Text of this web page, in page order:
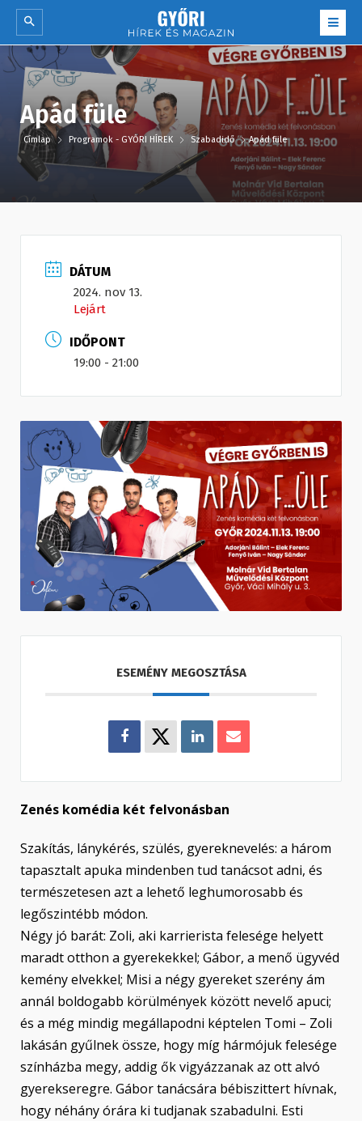
Apád füle
Címlap Programok - GYŐRI HÍREK Szabadidő Apád füle
Zenés komédia két felvonásban
Szakítás, lánykérés, szülés, gyereknevelés: a három
tapasztalt apuka mindenben tud tanácsot adni, és
természetesen azt a lehető leghumorosabb és
legőszintébb módon.
Négy jó barát: Zoli, aki karrierista felesége helyett
maradt otthon a gyerekekkel; Gábor, a menő ügyvéd
kemény elvekkel; Misi a négy gyereket szerény ám
annál boldogabb körülmények között nevelő apuci;
és a még mindig megállapodni képtelen Tomi – Zoli
lakásán gyűlnek össze, hogy míg hármójuk felesége
színházba megy, addig ők vigyázzanak az ott alvó
gyerekseregre. Gábor tanácsára bébiszittert hívnak,
hogy néhány órára ki tudjanak szabadulni. Esti
DÁTUM
2024. nov 13.
Lejárt
IDŐPONT
19:00 - 21:00
ESEMÉNY MEGOSZTÁSA